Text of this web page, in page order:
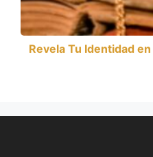
Revela Tu Identidad